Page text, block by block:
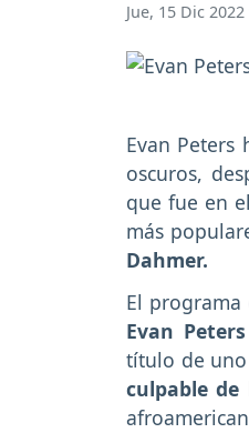
Jue, 15 Dic
Evan
oscuros,
que fue en
más
Dahmer.
El
Evan
título de uno
culpable de